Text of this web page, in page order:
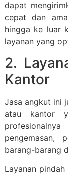
dapat
cepat dan
hingga ke luar
layanan yang
2.
Kantor
Jasa angkut ini
atau kantor
pengemasan,
barang-barang
Layanan